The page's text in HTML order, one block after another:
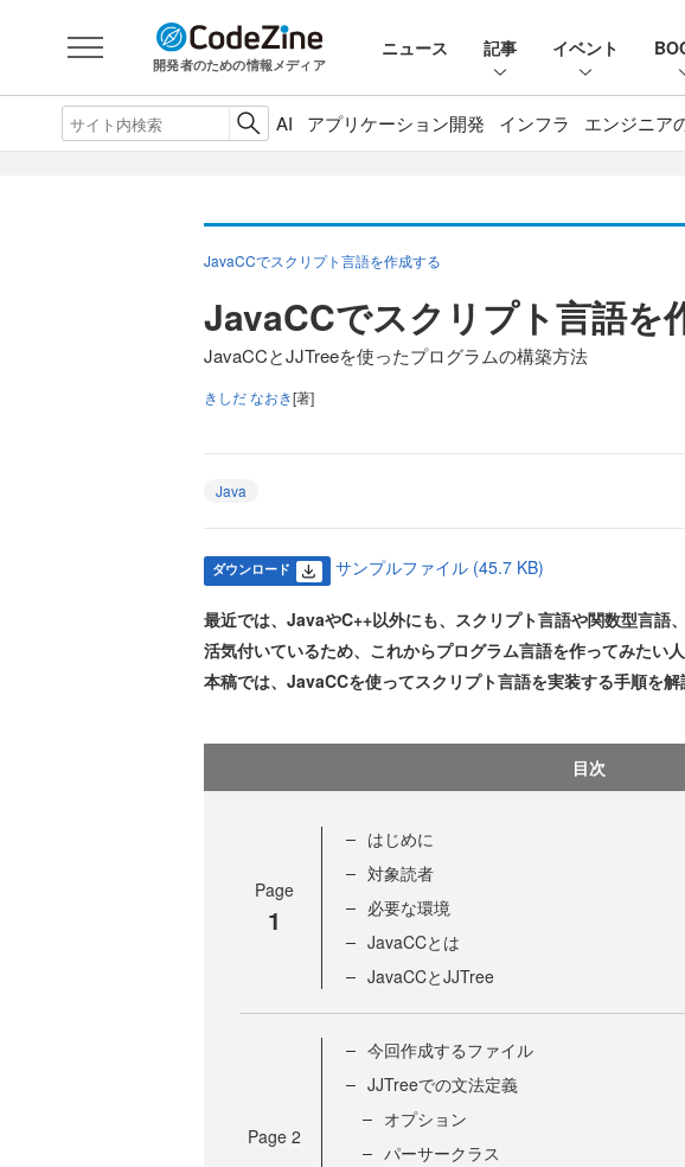
開発者のための情報メディア
ニュース 記事 イベント
AI アプリケーション開発 インフラ エンジニア
JavaCCでスクリプト言語を作成する
JavaCCでスクリプト言語を
JavaCCとJJTreeを使ったプログラムの構築方法
きしだ なおき[著]
Java
ダウンロード サンプルファイル (45.7 KB)
最近では、JavaやC++以外にも、スクリプト言語や関数型言語
活気付いているため、これからプログラム言語を作ってみたい
本稿では、JavaCCを使ってスクリプト言語を実装する手順を解
目次
Page
1
はじめに
対象読者
必要な環境
JavaCCとは
JavaCCとJJTree
Page 2
今回作成するファイル
JJTreeでの文法定義
オプション
パーサークラス